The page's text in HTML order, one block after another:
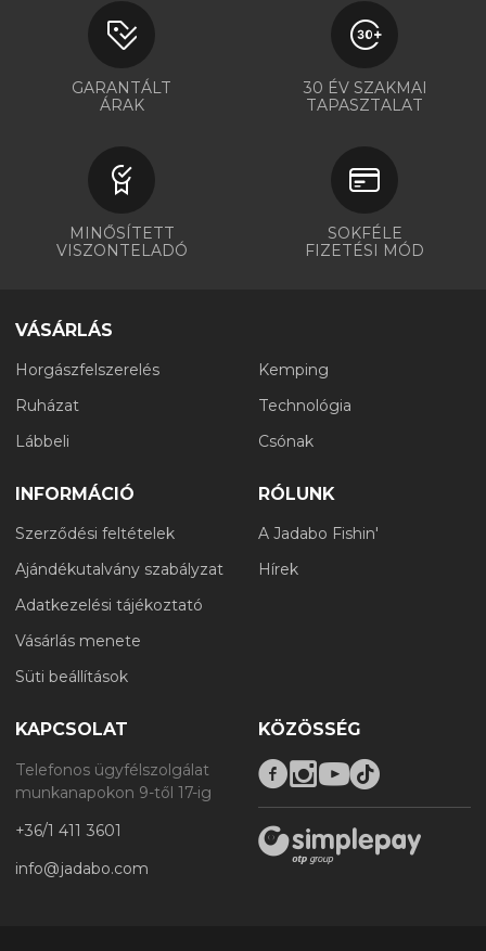
GARANTÁLT
ÁRAK
30 ÉV SZAKMAI
TAPASZTALAT
MINŐSÍTETT
VISZONTELADÓ
SOKFÉLE
FIZETÉSI MÓD
VÁSÁRLÁS
Horgászfelszerelés
Ruházat
Lábbeli
Kemping
Technológia
Csónak
INFORMÁCIÓ
Szerződési feltételek
Ajándékutalvány szabályzat
Adatkezelési tájékoztató
Vásárlás menete
Süti beállítások
RÓLUNK
A Jadabo Fishin'
Hírek
KAPCSOLAT
Telefonos ügyfélszolgálat
munkanapokon 9-től 17-ig
+36/1 411 3601
info@jadabo.com
KÖZÖSSÉG